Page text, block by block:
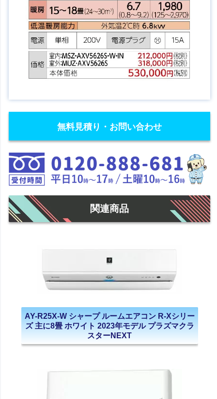
無料見積り・お問い合わせ
関連商品
AY-R25X-W シャープ ルームエアコン R-Xシリー
ズ 主に8畳 ホワイト 2023年モデル プラズマクラ
スターNEXT